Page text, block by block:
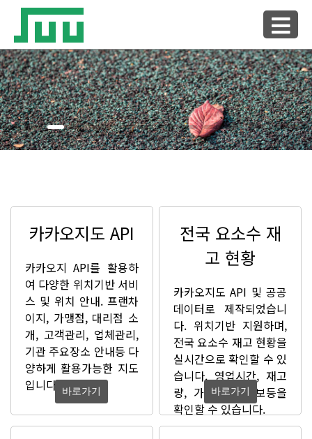
카카오지도 API
카카오지 API를 활용하
여 다양한 위치기반 서비
스 및 위치 안내. 프랜차
이지, 가맹점, 대리점 소
개, 고객관리, 업체관리,
기관 주요장소 안내등 다
양하게 활용가능한 지도
입니다. 바로가기
전국 요소수 재
고 현황
카카오지도 API 및 공공
데이터로 제작되었습니
다. 위치기반 지원하며,
전국 요소수 재고 현황을
실시간으로 확인할 수 있
습니다. 영업시간, 재고
량, 가격, 업체정보등을
확인할 수 있습니다.
바로가기